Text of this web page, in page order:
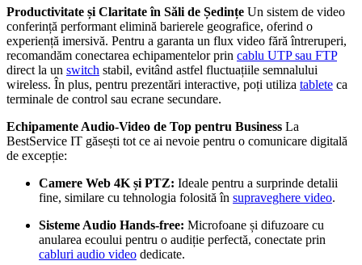
Productivitate și Claritate în Săli de Ședințe Un sistem de video
conferință performant elimină barierele geografice, oferind o
experiență imersivă. Pentru a garanta un flux video fără întreruperi,
recomandăm conectarea echipamentelor prin cablu UTP sau FTP
direct la un switch stabil, evitând astfel fluctuațiile semnalului
wireless. În plus, pentru prezentări interactive, poți utiliza tablete ca
terminale de control sau ecrane secundare.
Echipamente Audio-Video de Top pentru Business La
BestService IT găsești tot ce ai nevoie pentru o comunicare digitală
de excepție:
Camere Web 4K și PTZ: Ideale pentru a surprinde detalii
fine, similare cu tehnologia folosită în supraveghere video.
Sisteme Audio Hands-free: Microfoane și difuzoare cu
anularea ecoului pentru o audiție perfectă, conectate prin
cabluri audio video dedicate.